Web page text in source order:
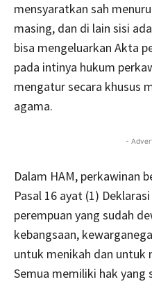
mensyaratkan sah
masing, dan di lain sisi
bisa mengeluarkan Akta
pada intinya hukum
mengatur secara khusus
agama.
-
Dalam HAM, perkawinan
Pasal 16 ayat (1)
perempuan yang sudah
kebangsaan,
untuk menikah dan untuk
Semua memiliki hak yang